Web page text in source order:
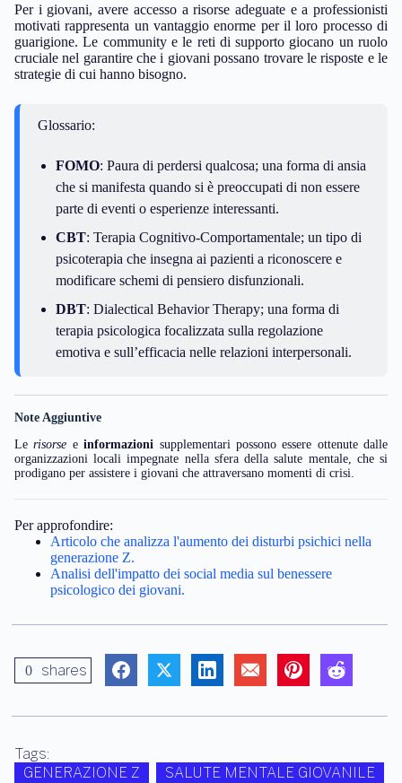
Per i giovani, avere accesso a risorse adeguate e a professionisti
motivati rappresenta un vantaggio enorme per il loro processo di
guarigione. Le community e le reti di supporto giocano un ruolo
cruciale nel garantire che i giovani possano trovare le risposte e le
strategie di cui hanno bisogno.
Glossario:
FOMO: Paura di perdersi qualcosa; una forma di ansia
che si manifesta quando si è preoccupati di non essere
parte di eventi o esperienze interessanti.
CBT: Terapia Cognitivo-Comportamentale; un tipo di
psicoterapia che insegna ai pazienti a riconoscere e
modificare schemi di pensiero disfunzionali.
DBT: Dialectical Behavior Therapy; una forma di
terapia psicologica focalizzata sulla regolazione
emotiva e sull’efficacia nelle relazioni interpersonali.
Note Aggiuntive
Lerisorse einformazioni supplementari possono essere ottenute dalle
organizzazioni locali impegnate nella sfera della salute mentale, che si
prodigano per assistere i giovani che attraversano momenti di crisi.
Per approfondire:
Articolo che analizza l'aumento dei disturbi psichici nella
generazione Z.
Analisi dell'impatto dei social media sul benessere
psicologico dei giovani.
0 shares
Tags:
GENERAZIONE Z
SALUTE MENTALE GIOVANILE